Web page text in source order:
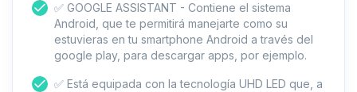
✅ GOOGLE ASSISTANT - Contiene el sistema
Android, que te permitirá manejarte como su
estuvieras en tu smartphone Android a través del
google play, para descargar apps, por ejemplo.
✅ Está equipada con la tecnología UHD LED que, a